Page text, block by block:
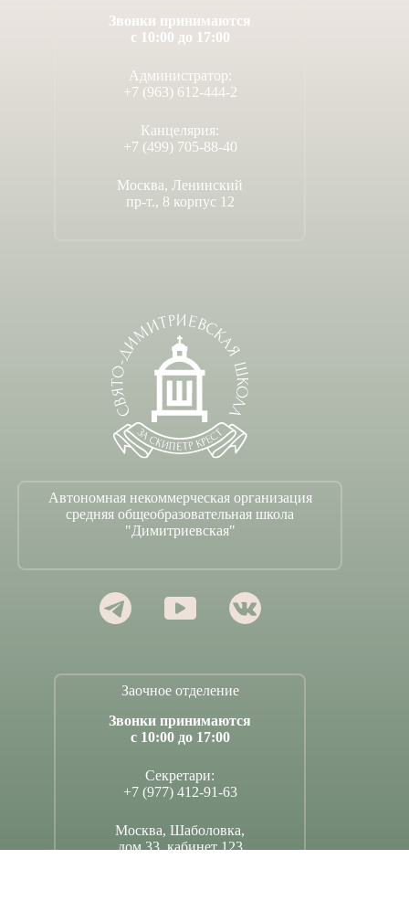
Звонки принимаются
с 10:00 до 17:00
Администратор:
+7 (963) 612-444-2
Канцелярия:
+7 (499) 705-88-40
Москва, Ленинский
пр-т., 8 корпус 12
Автономная некоммерческая организация
средняя общеобразовательная школа
"Димитриевская"
Заочное отделение
Звонки принимаются
с 10:00 до 17:00
Секретари:
+7 (977) 412-91-63
Москва, Шаболовка,
дом 33, кабинет 123